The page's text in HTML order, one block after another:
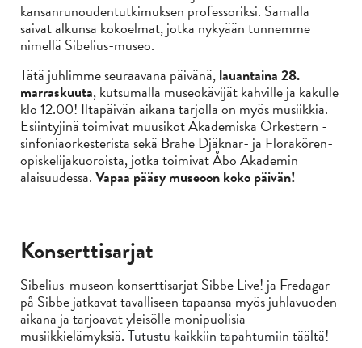
kansanrunoudentutkimuksen professoriksi. Samalla
saivat alkunsa kokoelmat, jotka nykyään tunnemme
nimellä Sibelius-museo.
Tätä juhlimme seuraavana päivänä,lauantaina 28.
marraskuuta, kutsumalla museokävijät kahville ja kakulle
klo 12.00! Iltapäivän aikana tarjolla on myös musiikkia.
Esiintyjinä toimivat muusikot Akademiska Orkestern -
sinfoniaorkesterista sekä Brahe Djäknar- ja Florakören-
opiskelijakuoroista, jotka toimivat Åbo Akademin
alaisuudessa.Vapaa pääsy museoon koko päivän!
Konserttisarjat
Sibelius-museon konserttisarjat Sibbe Live! ja Fredagar
på Sibbe jatkavat tavalliseen tapaansa myös juhlavuoden
aikana ja tarjoavat yleisölle monipuolisia
musiikkielämyksiä.Tutustu kaikkiin tapahtumiin täältä!